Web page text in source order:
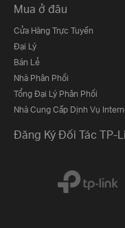
Mua ở đâu
Cửa Hàng Trực Tuyến
Đại Lý
Bán Lẻ
Nhà Phân Phối
Tổng Đại Lý Phân Phối
Nhà Cung Cấp Dịnh Vụ
Đăng Ký Đối Tác TP-